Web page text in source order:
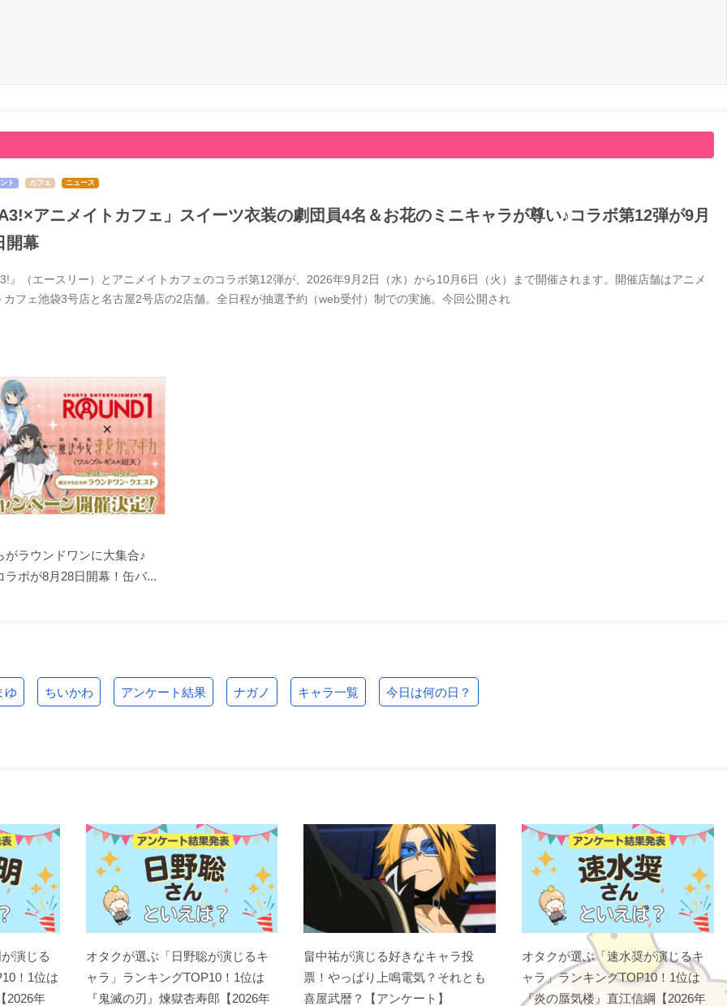
ト カフェ ニュース
アニメイトカフェ」スイーツ衣装の劇団員4名＆お花のミニキャラが尊い♪コラボ第12弾が9月
開幕
』（エースリー）とアニメイトカフェのコラボ第12弾が、2026年9月2日（水）から10月6日（火）まで開催されます。開催店舗はアニメ
カフェ池袋3号店と名古屋2号店の2店舗。全日程が抽選予約（web受付）制での実施。今回公開され
がラウンドワンに大集合♪
ラボが8月28日開幕！缶バ...
ゆ ちいかわ アンケート結果 ナガノ キャラ一覧 今日は何の日？
演じる
！1位は
2026年
オタクが選ぶ「日野聡が演じるキ
ャラ」ランキングTOP10！1位は
『鬼滅の刃』煉󠄁獄杏寿郎【2026年
畠中祐が演じる好きなキャラ投
票！やっぱり上鳴電気？それとも
喜屋武暦？【アンケート】
オタクが選ぶ「速水奨が演じるキ
ャラ」ランキングTOP10！1位は
『炎の蜃気楼』直江信綱【2026年